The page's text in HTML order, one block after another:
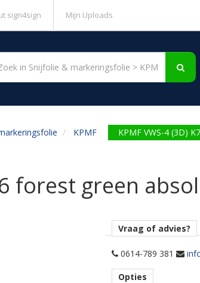
sign4sign Mijn Uploads
KPMF KPMF VWS-4 (3D)
forest green
Vraag of advies?
0614-789 381
Opties